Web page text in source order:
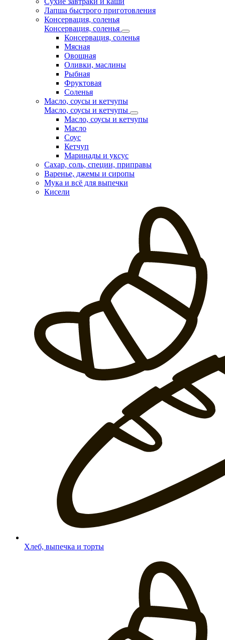
Лапша быстрого приготовления
Консервация, соленья
Консервация, соленья
Консервация, соленья
Мясная
Овощная
Оливки, маслины
Рыбная
Фруктовая
Соленья
Масло, соусы и кетчупы
Масло, соусы и кетчупы
Масло, соусы и кетчупы
Масло
Соус
Кетчуп
Маринады и уксус
Сахар, соль, специи, приправы
Варенье, джемы и сиропы
Мука и всё для выпечки
Кисели
Хлеб, выпечка и торты